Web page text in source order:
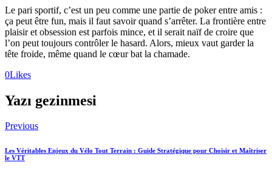
Le pari sportif, c’est un peu comme une partie de poker entre amis :
ça peut être fun, mais il faut savoir quand s’arrêter. La frontière entre
plaisir et obsession est parfois mince, et il serait naïf de croire que
l’on peut toujours contrôler le hasard. Alors, mieux vaut garder la
tête froide, même quand le cœur bat la chamade.
0Likes
Yazı gezinmesi
Previous
Les Véritables Enjeux du Vélo Tout Terrain : Guide Stratégique pour Choisir et Maîtriser
le VTT